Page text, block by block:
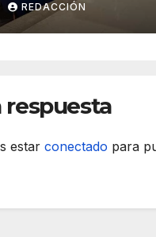
REDACCIÓN
respuesta
estar conectado para